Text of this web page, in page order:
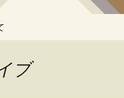
ブ